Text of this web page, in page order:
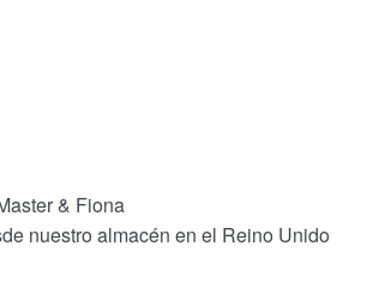
& Fiona
nuestro almacén en el Reino Unido